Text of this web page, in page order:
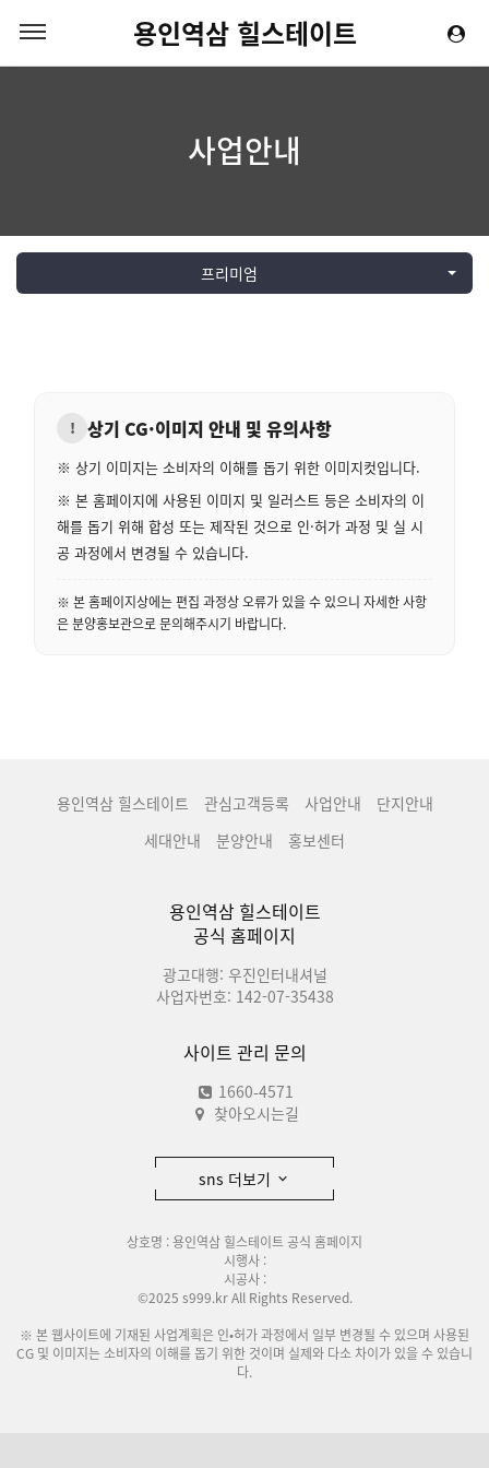
용인역삼 힐스테이트
사업안내
프리미엄
! 상기 CG·이미지 안내 및 유의사항
※ 상기 이미지는 소비자의 이해를 돕기 위한 이미지컷입니다.
※ 본 홈페이지에 사용된 이미지 및 일러스트 등은 소비자의 이
해를 돕기 위해 합성 또는 제작된 것으로 인·허가 과정 및 실 시
공 과정에서 변경될 수 있습니다.
※ 본 홈페이지상에는 편집 과정상 오류가 있을 수 있으니 자세한 사항
은 분양홍보관으로 문의해주시기 바랍니다.
용인역삼 힐스테이트 관심고객등록 사업안내
단지안내
세대안내
분양안내 홍보센터
용인역삼 힐스테이트
공식 홈페이지
광고대행: 우진인터내셔널
사업자번호: 142-07-35438
사이트 관리 문의
1660-4571
찾아오시는길
sns 더보기
상호명 : 용인역삼 힐스테이트 공식 홈페이지
시행사 :
시공사 :
©2025 s999.kr All Rights Reserved.
※ 본 웹사이트에 기재된 사업계획은 인•허가 과정에서 일부 변경될 수 있으며 사용된
CG 및 이미지는 소비자의 이해를 돕기 위한 것이며 실제와 다소 차이가 있을 수 있습니
다.